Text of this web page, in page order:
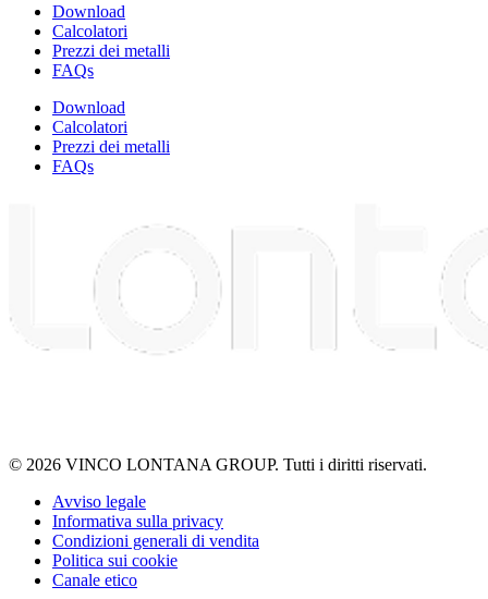
Download
Calcolatori
Prezzi dei metalli
FAQs
Download
Calcolatori
Prezzi dei metalli
FAQs
© 2026 VINCO LONTANA GROUP. Tutti i diritti riservati.
Avviso legale
Informativa sulla privacy
Condizioni generali di vendita
Politica sui cookie
Canale etico